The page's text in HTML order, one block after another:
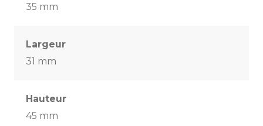
35 mm
Largeur
31 mm
Hauteur
45 mm